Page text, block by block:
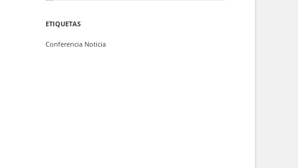
ETIQUETAS
Conferencia Noticia